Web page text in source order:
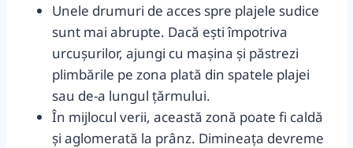
Unele drumuri de acces spre plajele sudice
sunt mai abrupte. Dacă ești împotriva
urcușurilor, ajungi cu mașina și păstrezi
plimbările pe zona plată din spatele plajei
sau de-a lungul țărmului.
În mijlocul verii, această zonă poate fi caldă
și aglomerată la prânz. Dimineața devreme